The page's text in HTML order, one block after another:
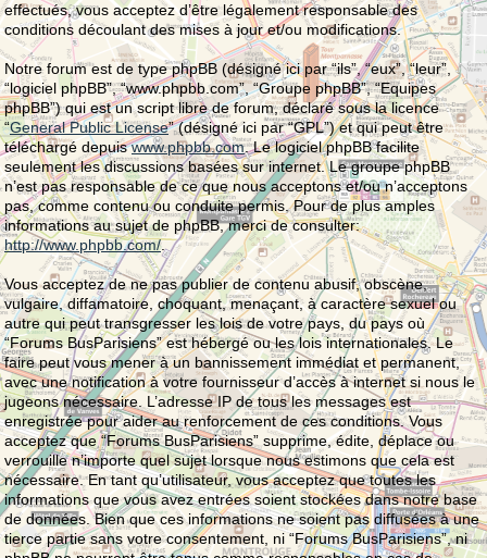
effectués, vous acceptez d’être légalement responsable des
conditions découlant des mises à jour et/ou modifications.
Notre forum est de type phpBB (désigné ici par “ils”, “eux”, “leur”,
“logiciel phpBB”, “www.phpbb.com”, “Groupe phpBB”, “Equipes
phpBB”) qui est un script libre de forum, déclaré sous la licence
“General Public License” (désigné ici par “GPL”) et qui peut être
téléchargé depuiswww.phpbb.com. Le logiciel phpBB facilite
seulement les discussions basées sur internet. Le groupe phpBB
n’est pas responsable de ce que nous acceptons et/ou n’acceptons
pas, comme contenu ou conduite permis. Pour de plus amples
informations au sujet de phpBB, merci de consulter:
http://www.phpbb.com/.
Vous acceptez de ne pas publier de contenu abusif, obscène,
vulgaire, diffamatoire, choquant, menaçant, à caractère sexuel ou
autre qui peut transgresser les lois de votre pays, du pays où
“Forums BusParisiens” est hébergé ou les lois internationales. Le
faire peut vous mener à un bannissement immédiat et permanent,
avec une notification à votre fournisseur d’accès à internet si nous le
jugeons nécessaire. L’adresse IP de tous les messages est
enregistrée pour aider au renforcement de ces conditions. Vous
acceptez que “Forums BusParisiens” supprime, édite, déplace ou
verrouille n’importe quel sujet lorsque nous estimons que cela est
nécessaire. En tant qu’utilisateur, vous acceptez que toutes les
informations que vous avez entrées soient stockées dans notre base
de données. Bien que ces informations ne soient pas diffusées à une
tierce partie sans votre consentement, ni “Forums BusParisiens”, ni